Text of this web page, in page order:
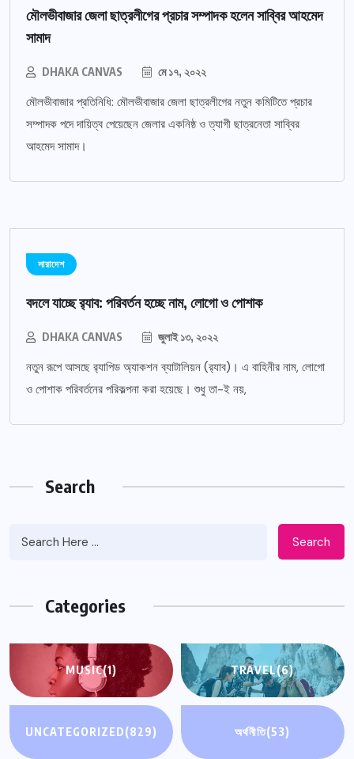
মৌলভীবাজার জেলা ছাত্রলীগের প্রচার সম্পাদক হলেন সাব্বির আহমেদ
সামাদ
DHAKA CANVAS মে ১৭, ২০২২
মৌলভীবাজার প্রতিনিধি: মৌলভীবাজার জেলা ছাত্রলীগের নতুন কমিটিতে প্রচার
সম্পাদক পদে দায়িত্ব পেয়েছেন জেলার একনিষ্ঠ ও ত্যাগী ছাত্রনেতা সাব্বির
আহমেদ সামাদ।
সারাদেশ
বদলে যাচ্ছে র‌্যাব: পরিবর্তন হচ্ছে নাম, লোগো ও পোশাক
DHAKA CANVAS জুলাই ১৩, ২০২২
নতুন রূপে আসছে র‌্যাপিড অ্যাকশন ব্যাটালিয়ন (র‌্যাব)। এ বাহিনীর নাম, লোগো
ও পোশাক পরিবর্তনের পরিকল্পনা করা হয়েছে। শুধু তা-ই নয়,
Search
Search
Categories
MUSIC(1) TRAVEL(6)
UNCATEGORIZED(829) অর্থনীতি(53)